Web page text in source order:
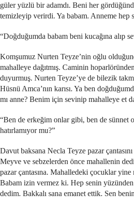
güler yüzlü bir adamdı. Beni her
temizleyip verirdi. Ya babam. Anneme hep
“Doğduğumda babam beni kucağına alıp
Komşumuz Nurten Teyze’nin oğlu
mahalleye dağıtmış. Caminin
duyurmuş. Nurten Teyze’ye de bilezik
Hüsnü Amca’nın karısı. Ya ben
mı anne? Benim için sevinip mahalleye et
“Ben de erkeğim onlar gibi, ben de sünnet
hatırlamıyor mu?”
Davut baksana Necla Teyze pazar
Meyve ve sebzelerden önce mahallenin
pazar çantasına. Mahalledeki çocuklar
Babam izin vermez ki. Hep senin
dedim. Bakkalı sana emanet ettik. Sen